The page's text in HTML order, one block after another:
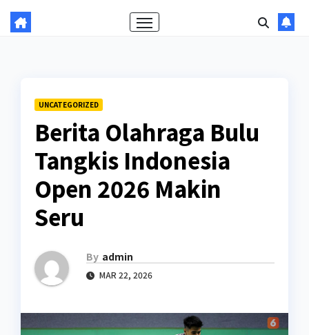
UNCATEGORIZED
Berita Olahraga Bulu
Tangkis Indonesia
Open 2026 Makin
Seru
By admin
MAR 22, 2026